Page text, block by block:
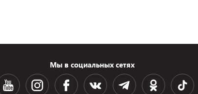
Мы в социальных сетях